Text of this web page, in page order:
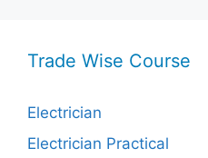
Trade Wise Course
Electrician
Electrician Practical